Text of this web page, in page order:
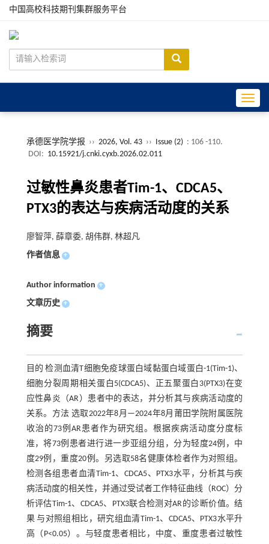
中国高校科技期刊集群服务平台
承德医学院学报 ›› 2026, Vol. 43 ›› Issue (2) : 106 -110.
DOI: 10.15921/j.cnki.cyxb.2026.02.011
过敏性鼻炎患者Tim-1、CDCA5、
PTX3的表达与疾病活动度的关系
廖智萍, 薛章委, 胡伟群, 林超凡
作者信息 +
Author information +
文章历史 +
摘要
目的 检测血清T细胞免疫球蛋白域黏蛋白域蛋白-1(Tim-1)、
细胞分裂周期相关蛋白5(CDCA5)、正五聚蛋白3(PTX3)在变
应性鼻炎（AR）患者中的表达，并分析其与疾病活动度的
关系。方法 选取2022年8月—2024年8月莆田学院附属医院
收治的73例AR患者作为研究组。根据疾病活动度分度标
准，将73例患者进行进一步亚组分组，分为轻度24例，中
度29例，重度20例。另选取58名健康体检者作为对照组。
检测各组患者血清Tim-1、CDCA5、PTX3水平，分析其与疾
病活动度的相关性，并通过受试者工作特征曲线（ROC）分
析评估Tim-1、CDCA5、PTX3联合检测对AR的诊断价值。结
果 与对照组相比，研究组血清Tim-1、CDCA5、PTX3水平升
高（P<0.05）。与轻度患者相比，中度、重度患者过敏性